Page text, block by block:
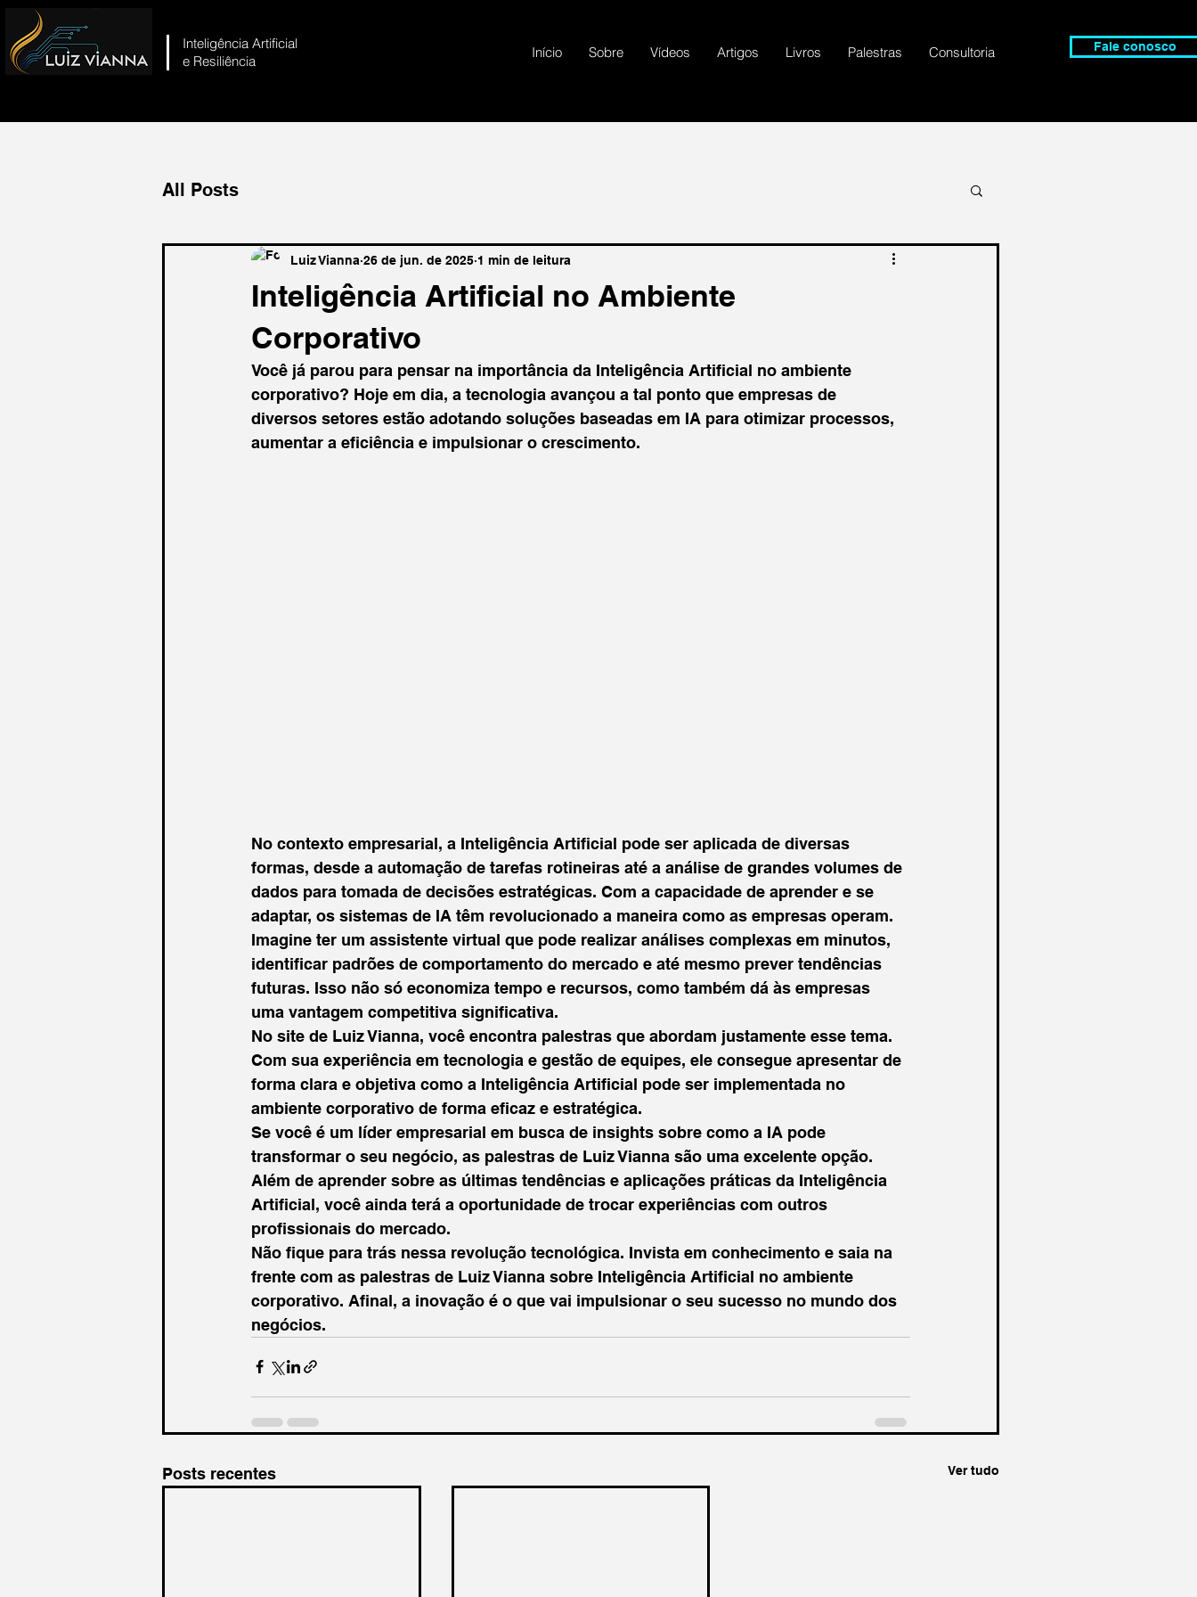
Inteligência Artificial
e Resiliência
Início Sobre Vídeos Artigos Livros Palestras Consultoria Fale conosco
All Posts
Inteligência Artificial no Ambiente
Corporativo
Luiz Vianna 26 de jun. de 2025 1 min de leitura
Você já parou para pensar na importância da Inteligência Artificial no ambiente
corporativo? Hoje em dia, a tecnologia avançou a tal ponto que empresas de
diversos setores estão adotando soluções baseadas em IA para otimizar processos,
aumentar a eficiência e impulsionar o crescimento.
No contexto empresarial, a Inteligência Artificial pode ser aplicada de diversas
formas, desde a automação de tarefas rotineiras até a análise de grandes volumes de
dados para tomada de decisões estratégicas. Com a capacidade de aprender e se
adaptar, os sistemas de IA têm revolucionado a maneira como as empresas operam.
Imagine ter um assistente virtual que pode realizar análises complexas em minutos,
identificar padrões de comportamento do mercado e até mesmo prever tendências
futuras. Isso não só economiza tempo e recursos, como também dá às empresas
uma vantagem competitiva significativa.
No site de Luiz Vianna, você encontra palestras que abordam justamente esse tema.
Com sua experiência em tecnologia e gestão de equipes, ele consegue apresentar de
forma clara e objetiva como a Inteligência Artificial pode ser implementada no
ambiente corporativo de forma eficaz e estratégica.
Se você é um líder empresarial em busca de insights sobre como a IA pode
transformar o seu negócio, as palestras de Luiz Vianna são uma excelente opção.
Além de aprender sobre as últimas tendências e aplicações práticas da Inteligência
Artificial, você ainda terá a oportunidade de trocar experiências com outros
profissionais do mercado.
Não fique para trás nessa revolução tecnológica. Invista em conhecimento e saia na
frente com as palestras de Luiz Vianna sobre Inteligência Artificial no ambiente
corporativo. Afinal, a inovação é o que vai impulsionar o seu sucesso no mundo dos
negócios.
Posts recentes Ver tudo